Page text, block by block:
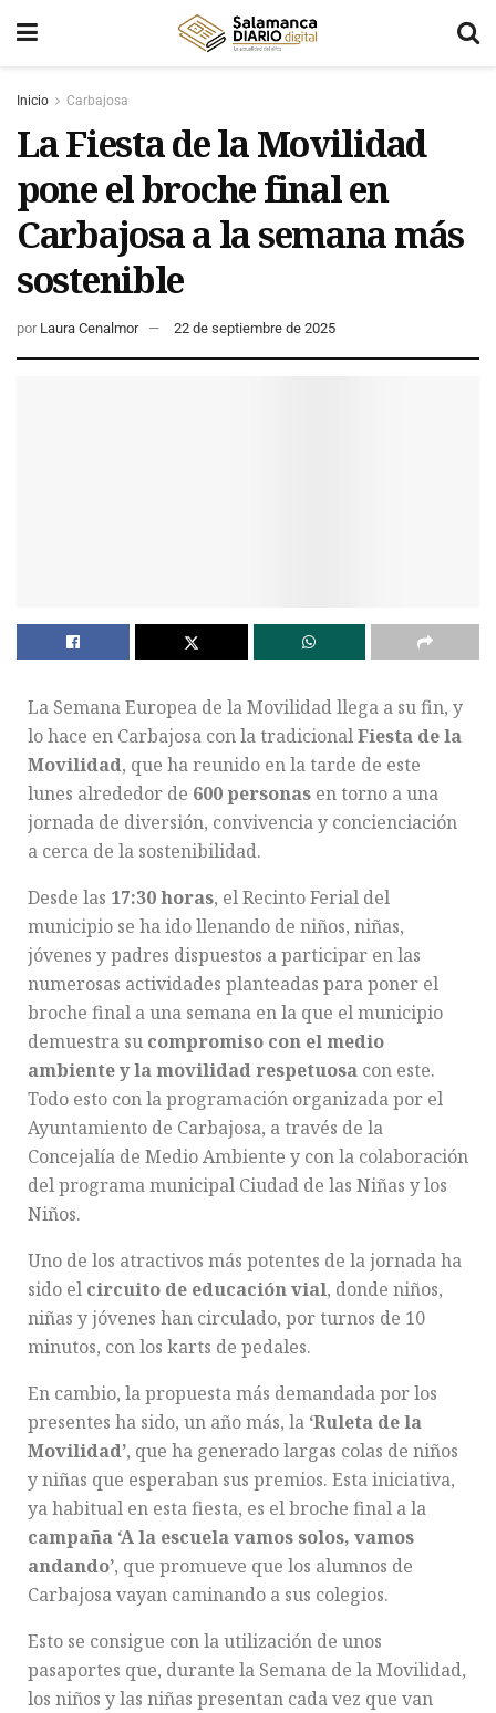
Inicio Carbajosa
La Fiesta de la Movilidad
pone el broche final en
Carbajosa a la semana más
sostenible
por Laura Cenalmor 22 de septiembre de 2025
La Semana Europea de la Movilidad llega a su fin, y
lo hace en Carbajosa con la tradicionalFiesta de la
Movilidad, que ha reunido en la tarde de este
lunes alrededor de 600 personas en torno a una
jornada de diversión, convivencia y concienciación
a cerca de la sostenibilidad.
Desde las 17:30 horas, el Recinto Ferial del
municipio se ha ido llenando de niños, niñas,
jóvenes y padres dispuestos a participar en las
numerosas actividades planteadas para poner el
broche final a una semana en la que el municipio
demuestra su compromiso con el medio
ambiente y la movilidad respetuosa con este.
Todo esto con la programación organizada por el
Ayuntamiento de Carbajosa, a través de la
Concejalía de Medio Ambiente y con la colaboración
del programa municipal Ciudad de las Niñas y los
Niños.
Uno de los atractivos más potentes de la jornada ha
sido el circuito de educación vial, donde niños,
niñas y jóvenes han circulado, por turnos de 10
minutos, con los karts de pedales.
En cambio, la propuesta más demandada por los
presentes ha sido, un año más, la ‘Ruleta de la
Movilidad’, que ha generado largas colas de niños
y niñas que esperaban sus premios. Esta iniciativa,
ya habitual en esta fiesta, es el broche final a la
campaña ‘A la escuela vamos solos, vamos
andando’, que promueve que los alumnos de
Carbajosa vayan caminando a sus colegios.
Esto se consigue con la utilización de unos
pasaportes que, durante la Semana de la Movilidad,
los niños y las niñas presentan cada vez que van